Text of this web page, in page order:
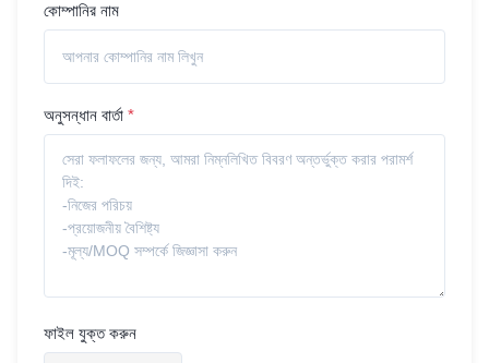
কোম্পানির নাম
অনুসন্ধান বার্তা *
ফাইল যুক্ত করুন